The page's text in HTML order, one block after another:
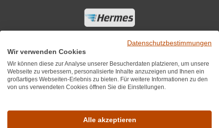
Datenschutzbestimmungen
Wir verwenden Cookies
Wir können diese zur Analyse unserer Besucherdaten platzieren, um unsere
Webseite zu verbessern, personalisierte Inhalte anzuzeigen und Ihnen ein
großartiges Webseiten-Erlebnis zu bieten. Für weitere Informationen zu den
von uns verwendeten Cookies öffnen Sie die Einstellungen.
Alle akzeptieren